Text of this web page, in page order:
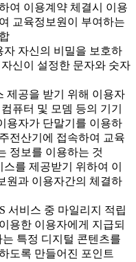
여 이용계약 체결시 이용
교육정보원이 부여하는
자신의 비밀을 보호하
신이 설정한 문자와 숫자
제공을 받기 위해 이용자
퓨터 및 모뎀 등의 기기
용자가 단말기를 이용하
전산기에 접속하여 교육
정보를 이용하는 것
를 제공받기 위하여 이
원과 이용자간의 체결하
서비스 중 마일리지 적립
용한 이용자에게 지급되
는 특정 디지털 콘텐츠를
도록 만들어진 포인트